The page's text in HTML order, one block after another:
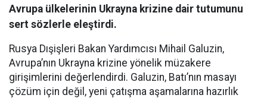
Avrupa ülkelerinin Ukrayna krizine dair tutumunu
sert sözlerle eleştirdi.
Rusya Dışişleri Bakan Yardımcısı Mihail Galuzin,
Avrupa’nın Ukrayna krizine yönelik müzakere
girişimlerini değerlendirdi. Galuzin, Batı’nın masayı
çözüm için değil, yeni çatışma aşamalarına hazırlık